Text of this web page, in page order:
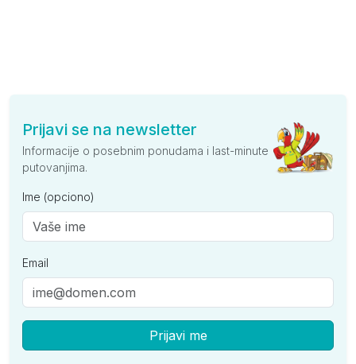
Prijavi se na newsletter
Informacije o posebnim ponudama i last-minute
putovanjima.
Ime (opciono)
Email
Prijavi me